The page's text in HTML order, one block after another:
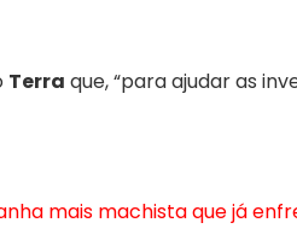
Terra que, “para ajudar as
mais machista que já